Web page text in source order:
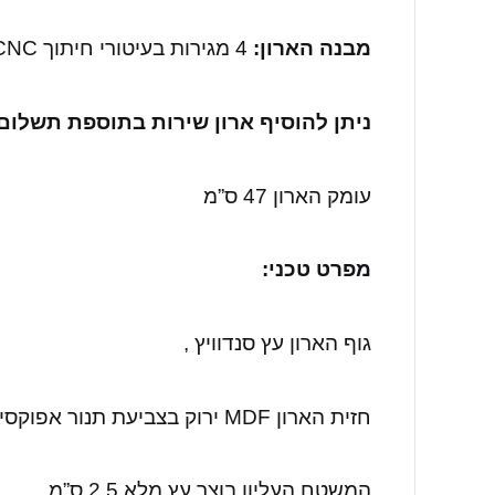
מבנה הארון:
ניתן להוסיף ארון שירות בתוספת
עומק הארון 47 ס”מ
מפרט טכני:
גוף הארון עץ סנדוויץ ,
חזית הארון MDF ירוק בצביעת תנור אפוקסי